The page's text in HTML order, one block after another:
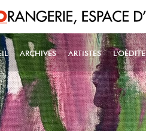
NAVIGATION
ARCHIVES ARTISTES L'OÉDITE